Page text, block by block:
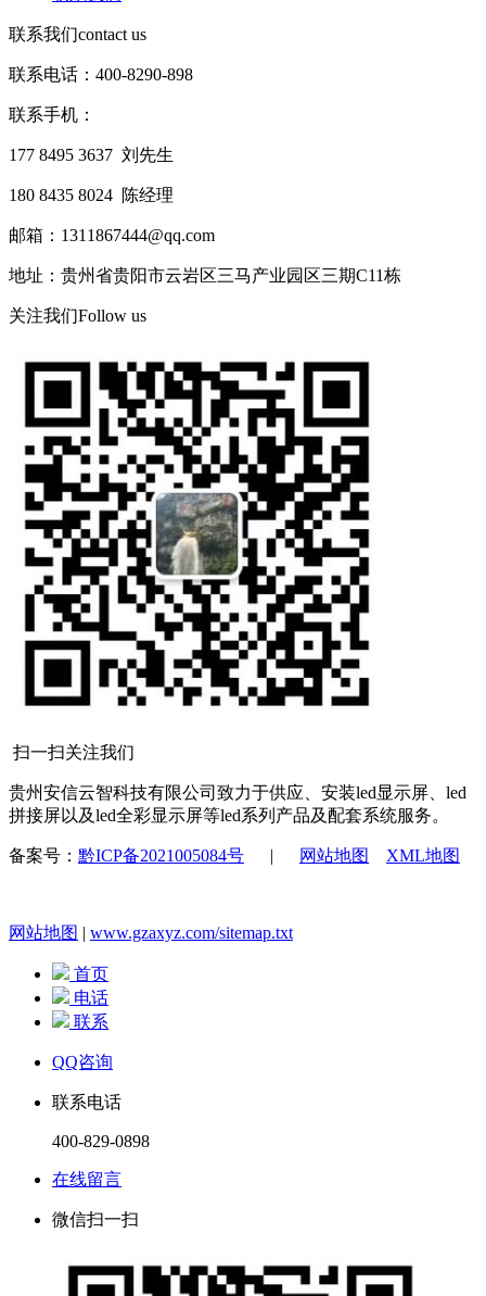
联系我们contact us
联系电话：400-8290-898
联系手机：
177 8495 3637 刘先生
180 8435 8024 陈经理
邮箱：1311867444@qq.com
地址：贵州省贵阳市云岩区三马产业园区三期C11栋
关注我们Follow us
扫一扫关注我们
贵州安信云智科技有限公司致力于供应、安装led显示屏、led
拼接屏以及led全彩显示屏等led系列产品及配套系统服务。
备案号： 黔ICP备2021005084号 | 网站地图 XML地图
网站地图 | www.gzaxyz.com/sitemap.txt
首页
电话
联系
QQ咨询
联系电话
400-829-0898
在线留言
微信扫一扫